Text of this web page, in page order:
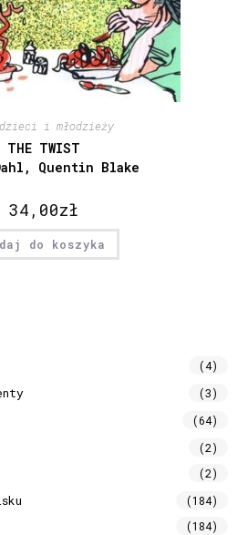
i młodzieży
THE TWIST
Quentin Blake
34,00zł
do koszyka
(4)
(3)
(64)
(2)
(2)
(184)
(184)